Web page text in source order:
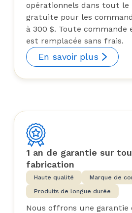
opérationnels dans tout le
gratuite pour les
à 300 $. Toute commande
est remplacée sans frais.
En savoir plus
1 an de garantie sur
fabrication
Haute qualité
Marque de
Produits de longue durée
Nous offrons une